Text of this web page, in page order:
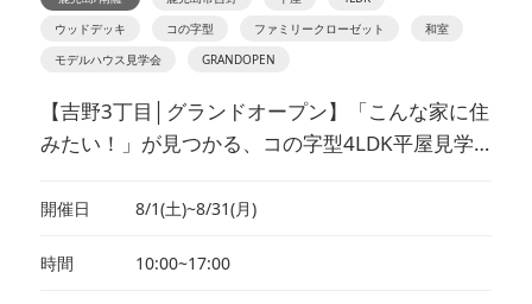
ウッドデッキ
コの字型 ファミリークローゼット
和室
モデルハウス見学会
GRANDOPEN
【吉野3丁目│グランドオープン】「こんな家に住
みたい！」が見つかる、コの字型4LDK平屋見学
開催日 8/1(土)~8/31(月)
時間 10:00~17:00